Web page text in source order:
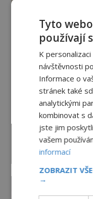
Vesmír a
Tyto
používají
K
návštěvnosti
Informace o
stránek také
analytickými
kombinovat s
jste jim
vašem
informací
ZOBRAZIT
→